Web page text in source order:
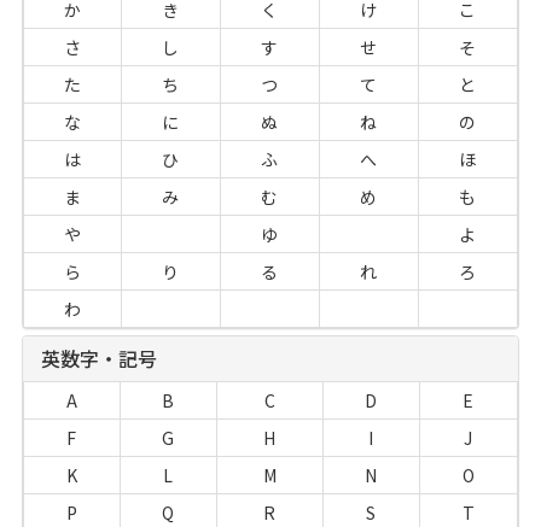
か
き く け
こ
さ
し す せ
そ
た
ち つ て
と
な
に ぬ ね
の
は
ひ ふ へ
ほ
ま
み む め
も
や
ゆ
よ
ら
り る れ
ろ
わ
英数字・記号
A B C D
E
F
G H I
J
K
L M N
O
P
Q R S
T